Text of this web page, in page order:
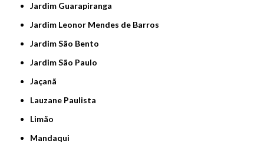
Jardim Guarapiranga
Jardim Leonor Mendes de Barros
Jardim São Bento
Jardim São Paulo
Jaçanã
Lauzane Paulista
Limão
Mandaqui